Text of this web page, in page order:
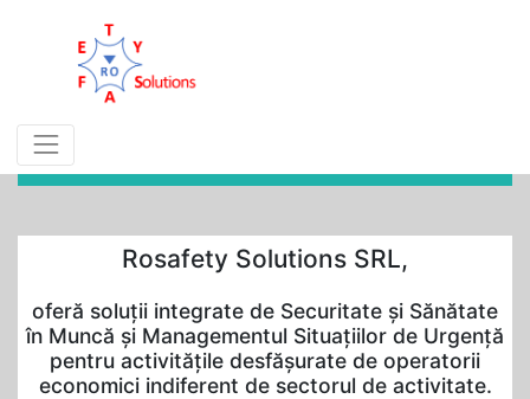
Rosafety Solutions SRL,
oferă soluții integrate de Securitate și Sănătate
în Muncă și Managementul Situațiilor de Urgență
pentru activitățile desfășurate de operatorii
economici indiferent de sectorul de activitate.